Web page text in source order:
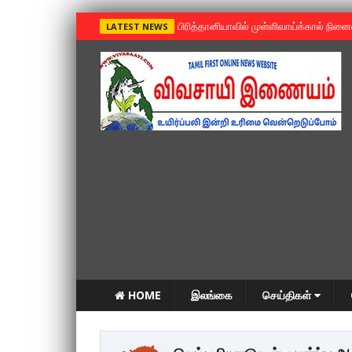
LATEST NEWS »பிரித்தானியாவில் முள்ளிவாய்க்கால்
HOME இலங்கை செய்திகள்